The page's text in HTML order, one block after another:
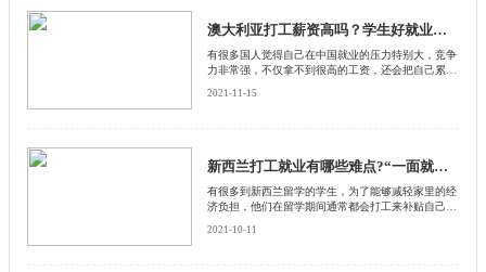
澳大利亚打工薪资高吗？学生好就业吗？
有很多国人觉得自己在中国就业的压力特别大，竞争
力非常强，不仅拿不到很高的工资，还会把自己累个
2021-11-15
新西兰打工就业有哪些难点?“一面就死”是什么?
有很多到新西兰留学的学生，为了能够减轻家里的经
济负担，他们在留学期间通常都会打工来补贴自己的
要留在那里工作
2021-10-11